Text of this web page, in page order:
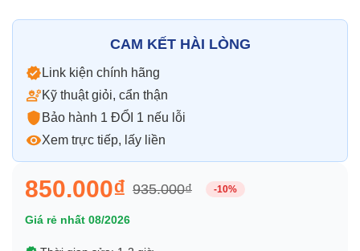
CAM KẾT HÀI LÒNG
Link kiện chính hãng
Kỹ thuật giỏi, cẩn thận
Bảo hành 1 ĐỔI 1 nếu lỗi
Xem trực tiếp, lấy liền
850.000₫ 935.000₫ -10%
Giá rẻ nhất 08/2026